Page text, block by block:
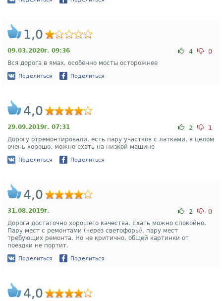
1,0
09.03.2020г. 09:36 4 0
Вся дорога в ямах, особенно мосты осторожнее
Поделиться Поделиться
4,0
29.09.2019г. 07:31 2 1
Дорогу отремонтировали, есть пару участков с латками, в целом
очень хорошо, можно ехать на низкой машине
Поделиться Поделиться
4,0
31.08.2019г. 2 0
Дорога достаточно хорошего качества. Ехать можно спокойно.
Пару мест с ремонтами (через светофоры), пару мест
требующих ремонта. Но не критично, общей картинки от
поездки не портит.
Поделиться Поделиться
4,0